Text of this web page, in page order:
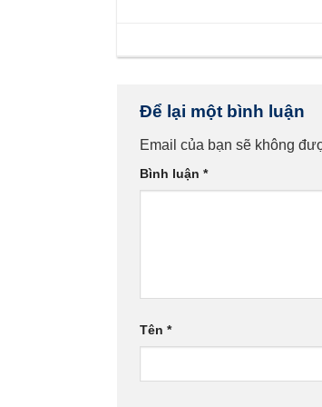
Để lại một bình luận
Email của bạn sẽ không
Bình luận *
Tên *